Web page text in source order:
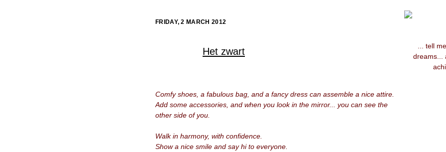
FRIDAY, 2 MARCH 2012
Het zwart
Comfy shoes, a fabulous bag, and a fancy dress can assemble a nice attire.
Add some accessories, and when you look in the mirror... you can see the
other side of you.
Walk in harmony, with confidence.
Show a nice smile and say hi to everyone.
... tell
dreams...